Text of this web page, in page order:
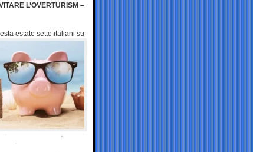
L’OVERTURISM –
estate sette italiani su